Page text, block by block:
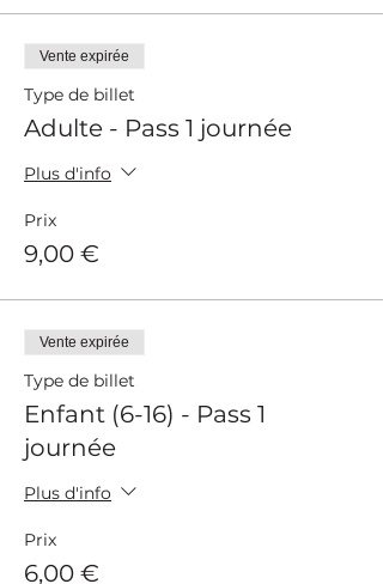
disponible - paiement sécurisé par
carte bancaire.
Parking gratuit devant le château.
Vente expirée
Type de billet
Adulte - Pass 1 journée
Plus d'info
Prix
9,00 €
Vente expirée
Type de billet
Enfant (6-16) - Pass 1
journée
Plus d'info
Prix
6,00 €